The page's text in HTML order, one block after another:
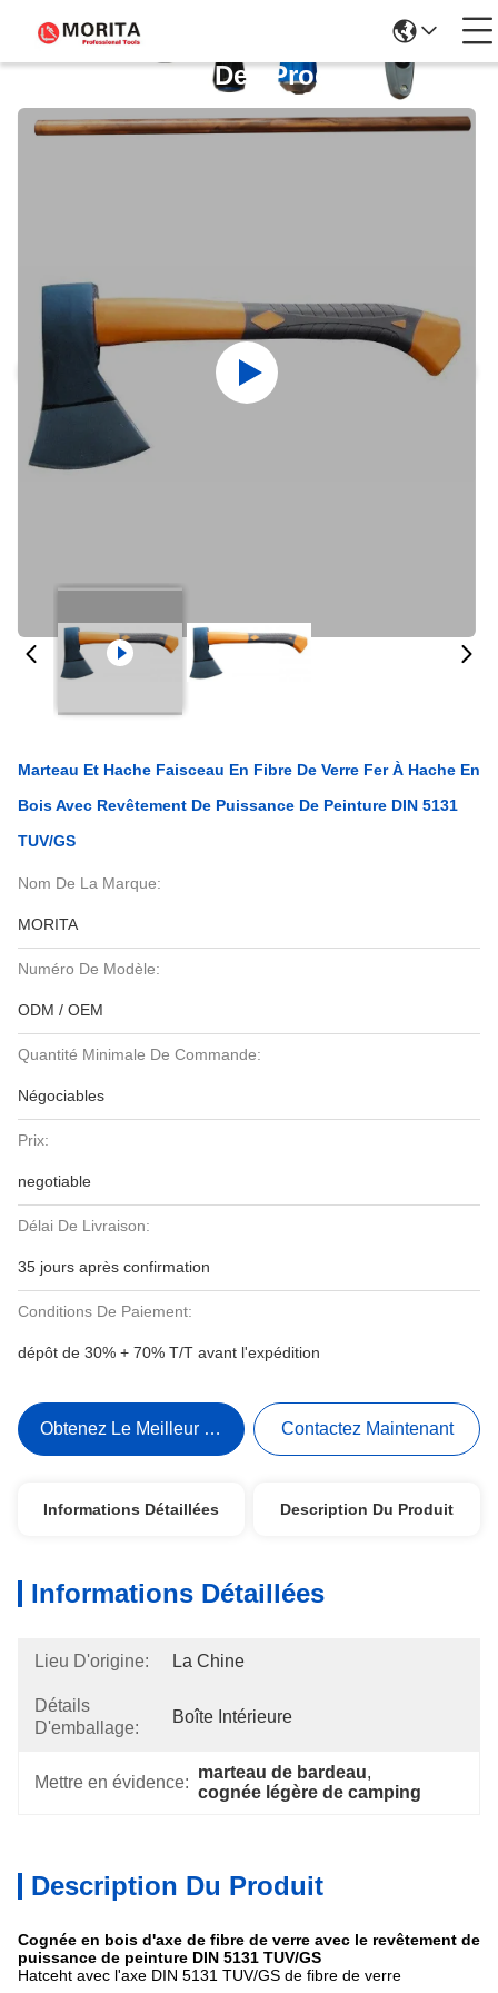
Détails Des Produits
Marteau Et Hache Faisceau En Fibre De Verre Fer À Hache En
Bois Avec Revêtement De Puissance De Peinture DIN 5131
TUV/GS
Nom De La Marque:
MORITA
Numéro De Modèle:
ODM / OEM
Quantité Minimale De Commande:
Négociables
Prix:
negotiable
Délai De Livraison:
35 jours après confirmation
Conditions De Paiement:
dépôt de 30% + 70% T/T avant l'expédition
Obtenez Le Meilleur Prix Contactez Maintenant
Informations Détaillées Description Du Produit
Informations Détaillées
Lieu D'origine: La Chine
Détails
D'emballage:
Boîte Intérieure
Mettre en évidence:
marteau de bardeau,
cognée légère de camping
Description Du Produit
Cognée en bois d'axe de fibre de verre avec le revêtement de
puissance de peinture DIN 5131 TUV/GS
Hatceht avec l'axe DIN 5131 TUV/GS de fibre de verre